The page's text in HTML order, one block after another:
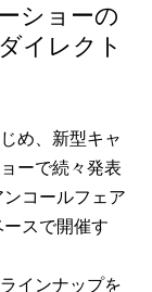
ショーの
イレクト
め、新型キャ
ーで続々発表
コールフェア
スで開催す
インナップを